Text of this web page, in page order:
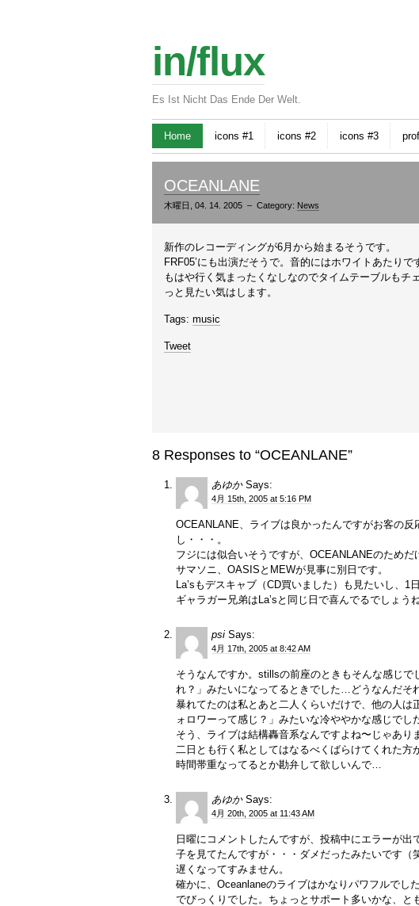
in/flux
Es Ist Nicht Das Ende Der Welt.
Home icons #1 icons #2 icons #3
OCEANLANE
木曜日, 04. 14. 2005 – Category: News
新作のレコーディングが6月から始まるそうです。
FRF05’にも出演だそうで。音的にはホワイトあたり
もはや行く気まったくなしなのでタイムテーブルもチ
っと見たい気はします。
Tags: music
Tweet
8 Responses to “OCEANLANE”
あゆかSays:
4月 15th, 2005 at 5:16 PM
OCEANLANE、ライブは良かったんですがお客の
し・・・。
フジには似合いそうですが、OCEANLANEのためだ
サマソニ、OASISとMEWが見事に別日です。
La’sもデスキャブ（CD買いました）も見たいし、1
ギャラガー兄弟はLa’sと同じ日で喜んでるでしょうね
psi Says:
4月 17th, 2005 at 8:42 AM
そうなんですか。stillsの前座のときもそんな感じ
れ？」みたいになってるときでした…どうなんだそ
暴れてたのは私とあと二人くらいだけで、他の人
ォロワーって感じ？」みたいな冷ややかな感じでし
そう、ライブは結構轟音系なんですよね〜じゃあり
二日とも行く私としてはなるべくばらけてくれた方
時間帯重なってるとか勘弁して欲しいんで…
あゆかSays:
4月 20th, 2005 at 11:43 AM
日曜にコメントしたんですが、投稿中にエラーが
子を見てたんですが・・・ダメだったみたいです（
遅くなってすみません。
確かに、Oceanlaneのライブはかなりパワフルでし
でびっくりでした。ちょっとサポート多いかな、と